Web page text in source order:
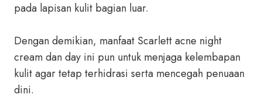
pada lapisan kulit bagian luar.
Dengan demikian, manfaat Scarlett acne night
cream dan day ini pun untuk menjaga kelembapan
kulit agar tetap terhidrasi serta mencegah penuaan
dini.